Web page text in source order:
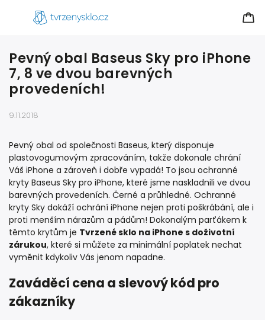
Pevný obal Baseus Sky pro iPhone
7, 8 ve dvou barevných
provedeních!
9.11.2018
Pevný obal od společnosti Baseus, který disponuje
plastovogumovým zpracováním, takže dokonale chrání
Váš iPhone a zároveň i dobře vypadá! To jsou ochranné
kryty Baseus Sky pro iPhone, které jsme naskladnili ve dvou
barevných provedeních. Černé a průhledné. Ochranné
kryty Sky dokáží ochrání iPhone nejen proti poškrábání, ale i
proti menším nárazům a pádům! Dokonalým parťákem k
těmto krytům je Tvrzené sklo na iPhone s doživotní
zárukou, které si můžete za minimální poplatek nechat
vyměnit kdykoliv Vás jenom napadne.
Zaváděcí cena a slevový kód pro
zákazníky